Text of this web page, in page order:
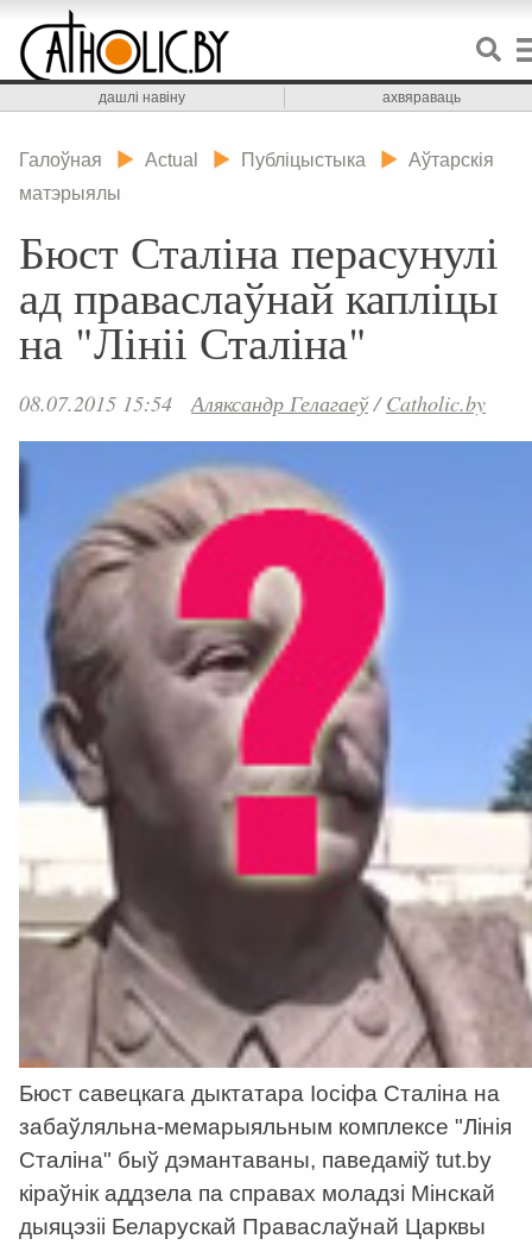
дашлі навіну ахвяраваць
Галоўная Actual Публіцыстыка
Аўтарскія
матэрыялы
Бюст Сталіна перасунулі
ад праваслаўнай капліцы
на "Лініі Сталіна"
08.07.2015 15:54 Аляксандр Гелагаеў/Catholic.by
Бюст савецкага дыктатара Іосіфа Сталіна на
забаўляльна-мемарыяльным комплексе "Лінія
Сталіна" быў дэмантаваны, паведаміў tut.by
кіраўнік аддзела па справах моладзі Мінскай
дыяцэзіі Беларускай Праваслаўнай Царквы